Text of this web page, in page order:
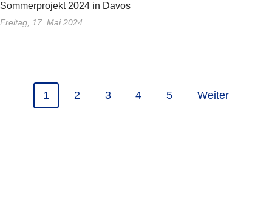
Sommerprojekt 2024 in Davos
Freitag, 17. Mai 2024
1 2 3 4 5 Weiter